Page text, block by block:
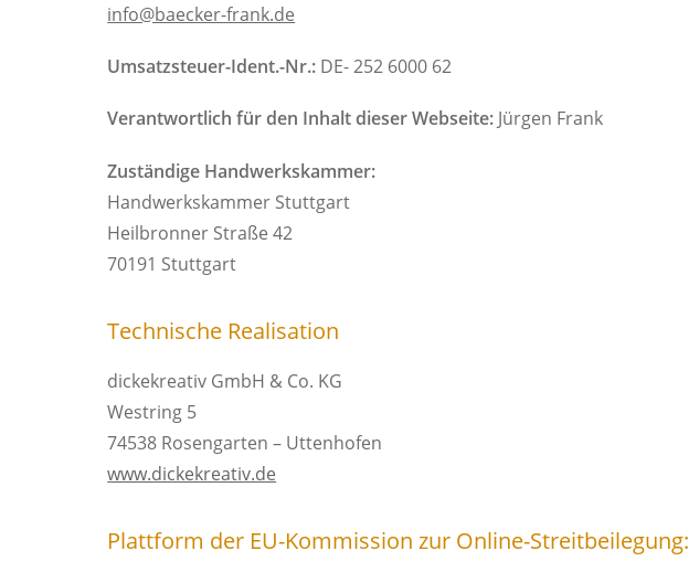
info@baecker-frank.de
Umsatzsteuer-Ident.-Nr.: DE- 252 6000 62
Verantwortlich für den Inhalt dieser Webseite: Jürgen Frank
Zuständige Handwerkskammer:
Handwerkskammer Stuttgart
Heilbronner Straße 42
70191 Stuttgart
Technische Realisation
dickekreativ GmbH & Co. KG
Westring 5
74538 Rosengarten – Uttenhofen
www.dickekreativ.de
Plattform der EU-Kommission zur Online-Streitbeilegung:​​​​​​